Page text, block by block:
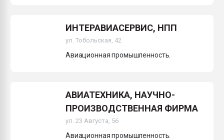
ИНТЕРАВИАСЕРВИС, НПП
ул. Тобольская, 42
Авиационная промышленность.
АВИАТЕХНИКА, НАУЧНО-
ПРОИЗВОДСТВЕННАЯ ФИРМА
ул. 23 Августа, 56
Авиационная промышленность.